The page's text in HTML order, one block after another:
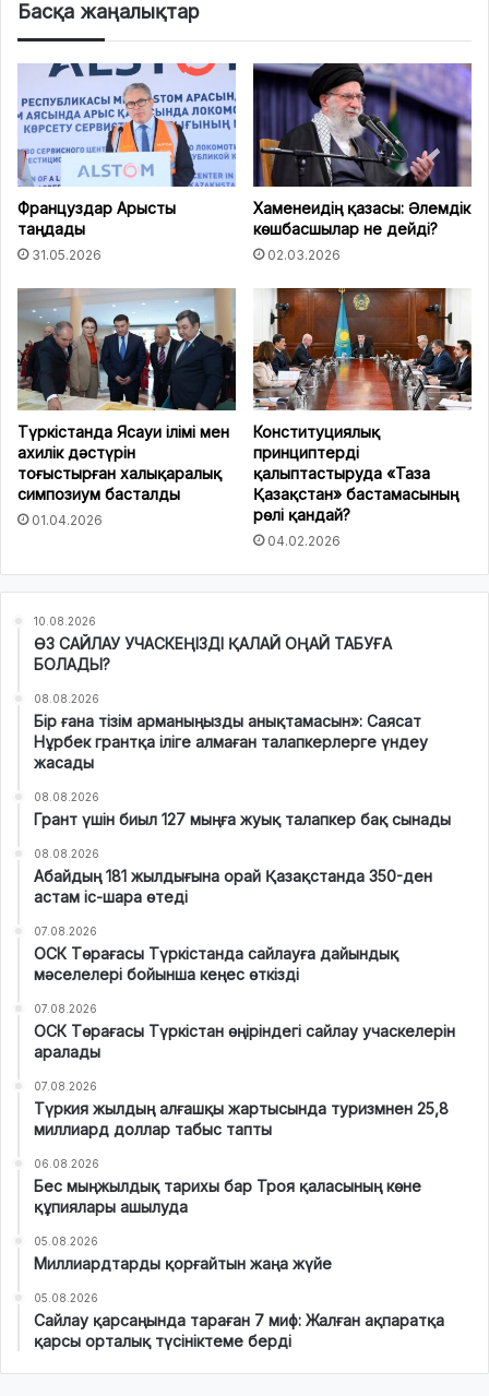
Басқа жаңалықтар
Француздар Арысты
таңдады
31.05.2026
Хаменеидің қазасы: Әлемдік
көшбасшылар не дейді?
02.03.2026
Түркістанда Ясауи ілімі мен
ахилік дәстүрін
тоғыстырған халықаралық
симпозиум басталды
01.04.2026
Конституциялық
принциптерді
қалыптастыруда «Таза
Қазақстан» бастамасының
рөлі қандай?
04.02.2026
10.08.2026
ӨЗ САЙЛАУ УЧАСКЕҢІЗДІ ҚАЛАЙ ОҢАЙ ТАБУҒА
БОЛАДЫ?
08.08.2026
Бір ғана тізім арманыңызды анықтамасын»: Саясат
Нұрбек грантқа іліге алмаған талапкерлерге үндеу
жасады
08.08.2026
Грант үшін биыл 127 мыңға жуық талапкер бақ сынады
08.08.2026
Абайдың 181 жылдығына орай Қазақстанда 350-ден
астам іс-шара өтеді
07.08.2026
ОСК Төрағасы Түркістанда сайлауға дайындық
мәселелері бойынша кеңес өткізді
07.08.2026
ОСК Төрағасы Түркістан өңіріндегі сайлау учаскелерін
аралады
07.08.2026
Түркия жылдың алғашқы жартысында туризмнен 25,8
миллиард доллар табыс тапты
06.08.2026
Бес мыңжылдық тарихы бар Троя қаласының көне
құпиялары ашылуда
05.08.2026
Миллиардтарды қорғайтын жаңа жүйе
05.08.2026
Сайлау қарсаңында тараған 7 миф: Жалған ақпаратқа
қарсы орталық түсініктеме берді